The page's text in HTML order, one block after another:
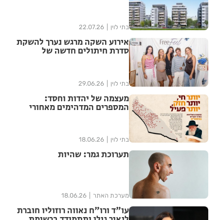
בתי לוין 22.07.26
אירוע השקה מרגש נערך להשקת
סדרת חיתולים חדשה של
בתי לוין 29.06.26
מעצמה של יהדות וחסד:
המספרים המדהימים מאחורי
בתי לוין 18.06.26
תערוכת גמר: שהיות
מערכת האתר 18.06.26
עו"ד ורו"ח נאווה רוזוליו חוברת